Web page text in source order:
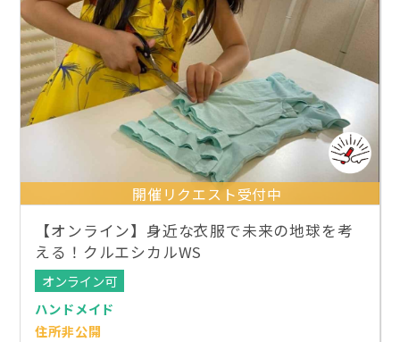
開催リクエスト受付中
【オンライン】身近な衣服で未来の地球を考
える！クルエシカルWS
オンライン可
ハンドメイド
住所非公開